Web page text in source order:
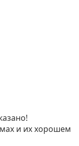
и их хорошем